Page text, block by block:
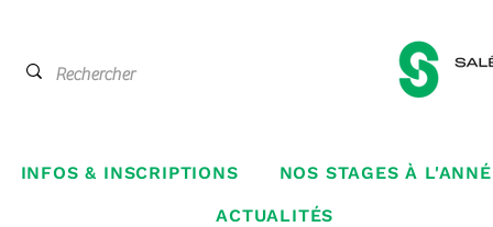
INFOS & INSCRIPTIONS NOS STAGES À
ACTUALITÉS